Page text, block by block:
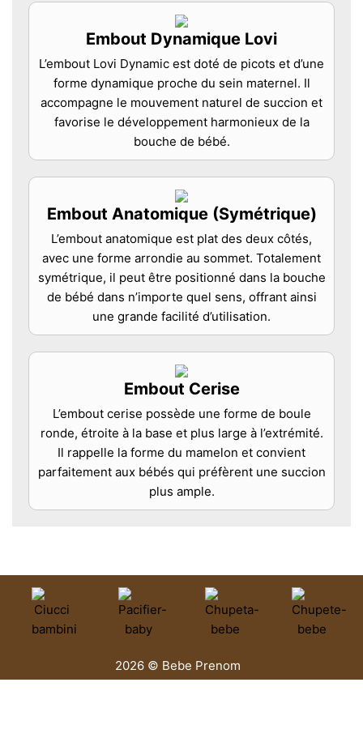
Embout Dynamique Lovi
L’embout Lovi Dynamic est doté de picots et d’une
forme dynamique proche du sein maternel. Il
accompagne le mouvement naturel de succion et
favorise le développement harmonieux de la
bouche de bébé.
Embout Anatomique (Symétrique)
L’embout anatomique est plat des deux côtés,
avec une forme arrondie au sommet. Totalement
symétrique, il peut être positionné dans la bouche
de bébé dans n’importe quel sens, offrant ainsi
une grande facilité d’utilisation.
Embout Cerise
L’embout cerise possède une forme de boule
ronde, étroite à la base et plus large à l’extrémité.
Il rappelle la forme du mamelon et convient
parfaitement aux bébés qui préfèrent une succion
plus ample.
2026 © Bebe Prenom